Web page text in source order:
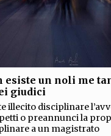
esiste un noli me
giudici
illecito disciplinare
o preannunci la
a un magistrato